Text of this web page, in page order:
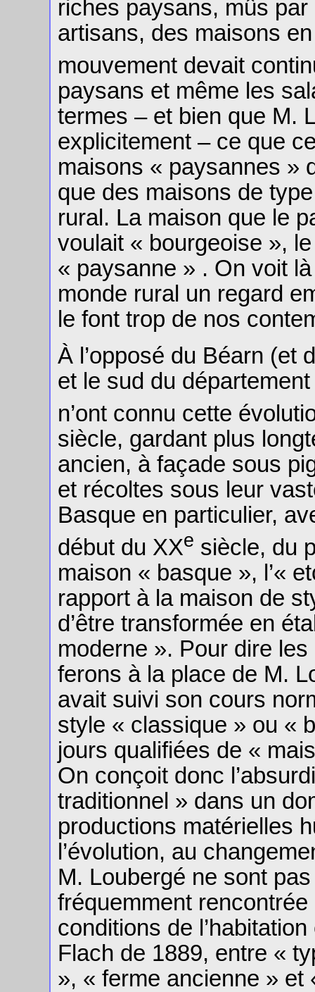
riches paysans, mûs
artisans, des maisons
mouvement devait
paysans et même les
termes – et bien que M.
explicitement – ce que
maisons « paysannes »
que des maisons de
rural. La maison que le
voulait « bourgeoise », le
« paysanne » . On voit
monde rural un regard
le font trop de nos
À l’opposé du Béarn (et
et le sud du
n’ont connu cette
siècle, gardant plus
ancien, à façade sous
et récoltes sous leur
Basque en particulier,
début du XXe siècle, du
maison « basque », l’«
rapport à la maison de
d’être transformée en
moderne ». Pour dire
ferons à la place de M.
avait suivi son cours
style « classique » ou «
jours qualifiées de «
On conçoit donc
traditionnel » dans un
productions matérielles
l’évolution, au
M. Loubergé ne sont
fréquemment
conditions de
Flach de 1889, entre «
», « ferme ancienne » et